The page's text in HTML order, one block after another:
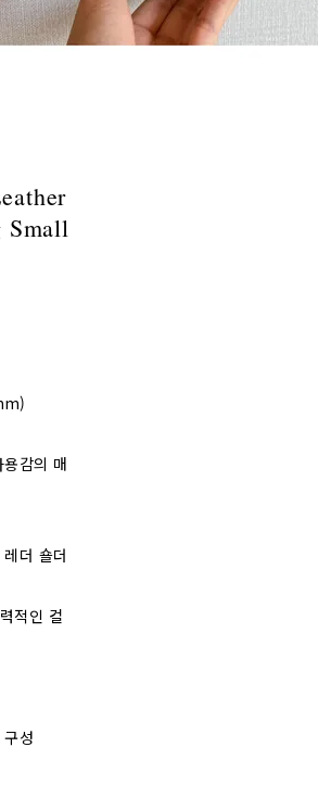
Small
감의 매
더 숄더
적인 컬
성